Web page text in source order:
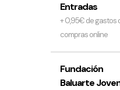
Entradas
+ 0,95€ de gastos
compras online
Fundación
Baluarte